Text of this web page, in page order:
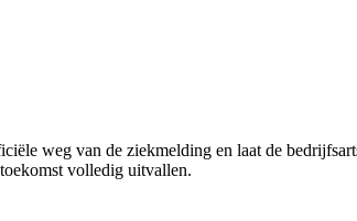
weg van de ziekmelding en laat de
volledig uitvallen.